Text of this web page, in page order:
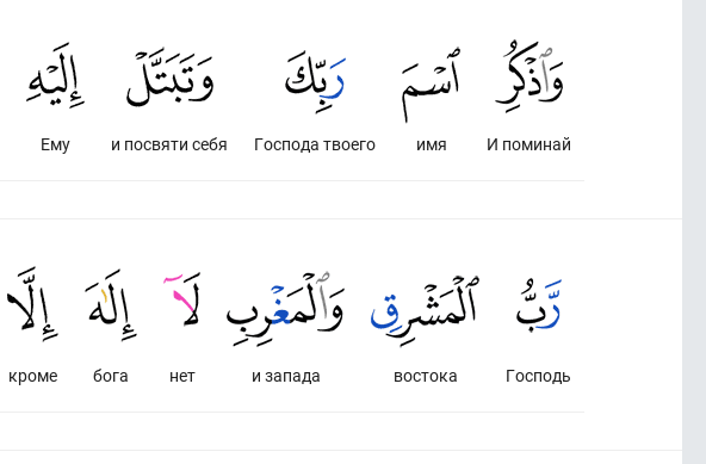
И поминай
имя
Господа твоего
и посвяти себя
Ему
Господь
востока
и запада
нет
бога
кроме